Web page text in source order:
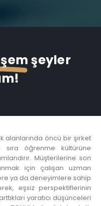
şeyler
alanlarında öncü bir şirket
öğrenme kültürüne
Müşterilerine son
için çalışan uzman
ya da deneyimlere sahip
eşsiz perspektiflerinin
yaratıcı düşünceleri